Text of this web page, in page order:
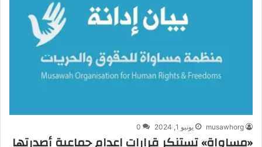
musawhorg يونيو 1, 2024 0